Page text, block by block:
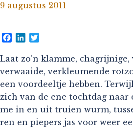
9 augustus 2011
Facebook
LinkedIn
Laat zo’n klamme, chagrijnige,
verwaaide, verkleumende
een voordeeltje hebben.
zich van de ene tochtdag naar
me in en uit truien wurm,
ren en piepers jas voor weer